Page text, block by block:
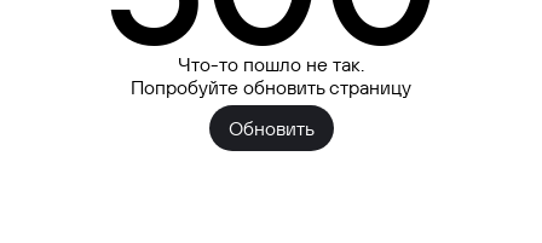
Что-то пошло не так.
Попробуйте обновить страницу
Обновить